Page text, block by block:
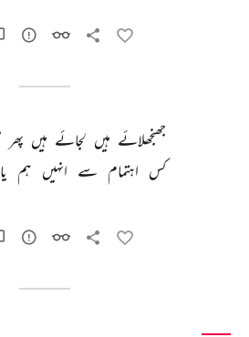
جھنجھلائے ہیں لجائے ہیں پھر
کس اہتمام سے انہیں ہم